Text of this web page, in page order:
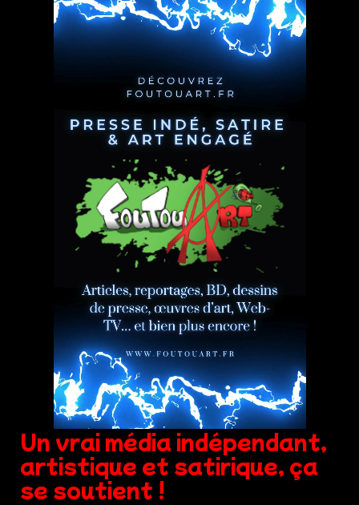
Un vrai média indépendant,
artistique et satirique, ça
se soutient !